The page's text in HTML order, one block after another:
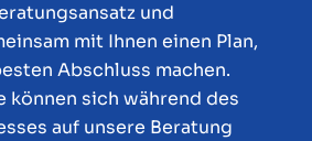
und
mit Ihnen einen Plan,
Abschluss machen.
können sich während des
auf unsere Beratung